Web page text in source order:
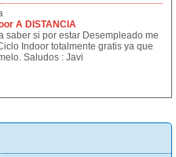
A DISTANCIA
saber si por estar Desempleado me
Indoor totalmente gratis ya que
Saludos : Javi